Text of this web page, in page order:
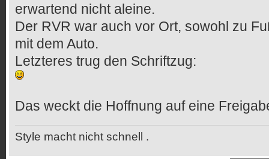
erwartend nicht aleine.
Der RVR war auch vor Ort, sowohl zu
mit dem Auto.
Letzteres trug den Schriftzug:
Das weckt die Hoffnung auf eine
Style macht nicht schnell .